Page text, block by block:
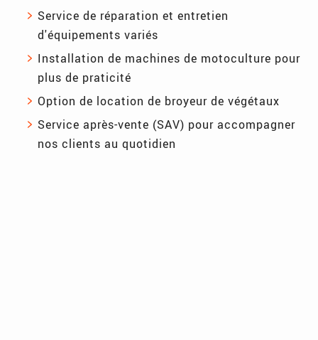
Service de réparation et entretien
d'équipements variés
Installation de machines de motoculture pour
plus de praticité
Option de location de broyeur de végétaux
Service après-vente (SAV) pour accompagner
nos clients au quotidien